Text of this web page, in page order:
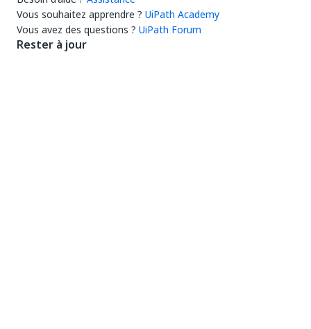
Vous souhaitez apprendre ? UiPath Academy
Vous avez des questions ? UiPath Forum
Rester à jour